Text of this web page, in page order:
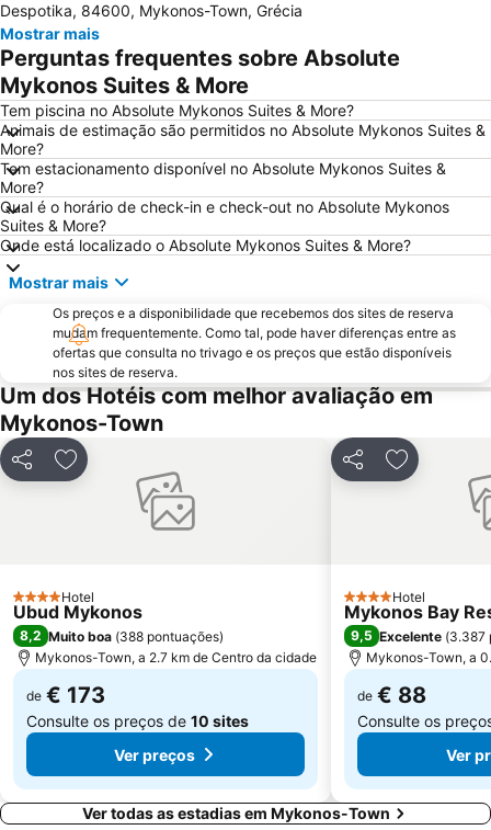
Mykonos Island National Airport
Psarou Beach
Paranga Beach
Syros Port
Punda Beach Club
Elia
Agia Thalassa
Chryssi Akti
Mylos
Marco Polo
1. Antanaklasis Music Festival Mykonos
Agrari
Chalandriani
Panagia Filotitisa
Kastraki
Despotika, 84600, Mykonos-Town, Grécia
Mostrar mais
Perguntas frequentes sobre Absolute
Mykonos Suites & More
Tem piscina no Absolute Mykonos Suites & More?
Animais de estimação são permitidos no Absolute Mykonos Suites &
More?
Tem estacionamento disponível no Absolute Mykonos Suites &
More?
Qual é o horário de check-in e check-out no Absolute Mykonos
Suites & More?
Onde está localizado o Absolute Mykonos Suites & More?
Mostrar mais
Os preços e a disponibilidade que recebemos dos sites de reserva
mudam frequentemente. Como tal, pode haver diferenças entre as
ofertas que consulta no trivago e os preços que estão disponíveis
nos sites de reserva.
Um dos Hotéis com melhor avaliação em
Mykonos-Town
PartilharAdicionar aos favoritos
4 Estrelas
Hotel
Ubud Mykonos
8,2 Muito boa (388 pontuações)
Mykonos-Town, a 2.7 km de Centro da cidade
de € 173
Consulte os preços de 10 sites
Ver preços
PartilharAdicionar
4 Estrelas
Hotel
Mykonos Bay
9,5 Excelente (3.387
Mykonos-Town, a
de € 88
Consulte os
Ver
Ver todas as estadias em Mykonos-Town